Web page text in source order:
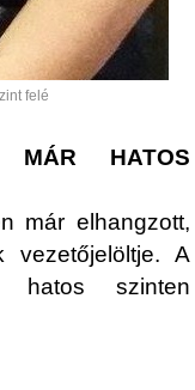
felé
MÁR HATOS
már elhangzott,
vezetőjelöltje. A
hatos szinten